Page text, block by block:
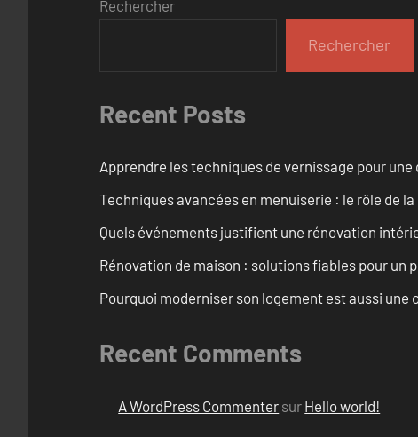
Rechercher
Rechercher
Recent Posts
Apprendre les techniques de vernissage pour
Techniques avancées en menuiserie : le rôle de
Quels événements justifient une rénovation
Rénovation de maison : solutions fiables pour un
Pourquoi moderniser son logement est aussi
Recent Comments
A WordPress Commenter sur Hello world!